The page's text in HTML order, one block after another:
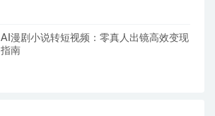
AI漫剧小说转短视频：零真人出镜高效变现
指南